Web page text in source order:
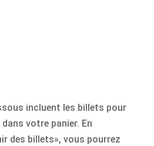
incluent les billets pour
votre panier. En
des billets», vous pourrez